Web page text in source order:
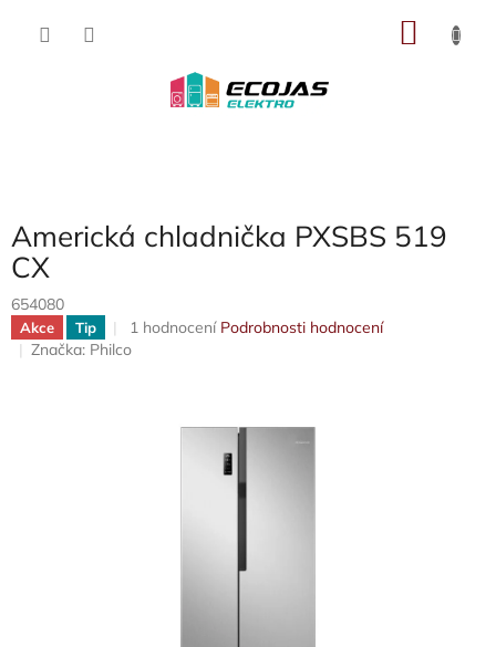
Americká chladnička PXSBS 519
CX
654080
Akce Tip
Průměrné
hodnocení
1 hodnocení Podrobnosti hodnocení
Značka: Philco